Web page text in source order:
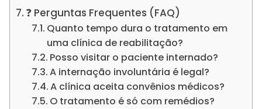
❓ Perguntas Frequentes (FAQ)
Quanto tempo dura o tratamento em
uma clínica de reabilitação?
Posso visitar o paciente internado?
A internação involuntária é legal?
A clínica aceita convênios médicos?
O tratamento é só com remédios?